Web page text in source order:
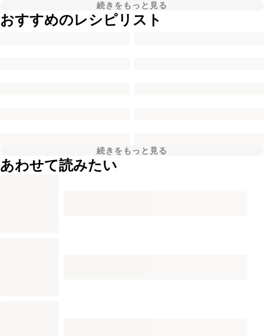
続きをもっと見る
おすすめのレシピリスト
続きをもっと見る
あわせて読みたい